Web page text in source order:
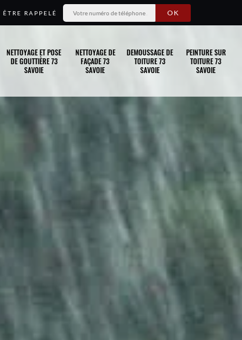
ÊTRE RAPPELÉ
NETTOYAGE ET POSE
DE GOUTTIÈRE 73
SAVOIE
NETTOYAGE DE
FAÇADE 73
SAVOIE
DEMOUSSAGE DE
TOITURE 73
SAVOIE
PEINTURE SUR
TOITURE 73
SAVOIE